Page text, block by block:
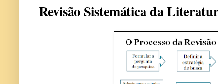
Revisão Sistemática da